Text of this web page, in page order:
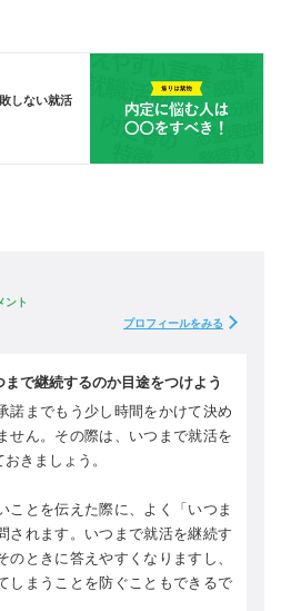
しない就活
ント
プロフィールをみる
で継続するのか目途をつけよう
諾までもう少し時間をかけて決め
せん。その際は、いつまで就活を
きましょう。
ことを伝えた際に、よく「いつま
されます。いつまで就活を継続す
のときに答えやすくなりますし、
しまうことを防ぐこともできるで